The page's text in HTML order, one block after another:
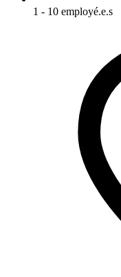
1 - 10 employé.e.s